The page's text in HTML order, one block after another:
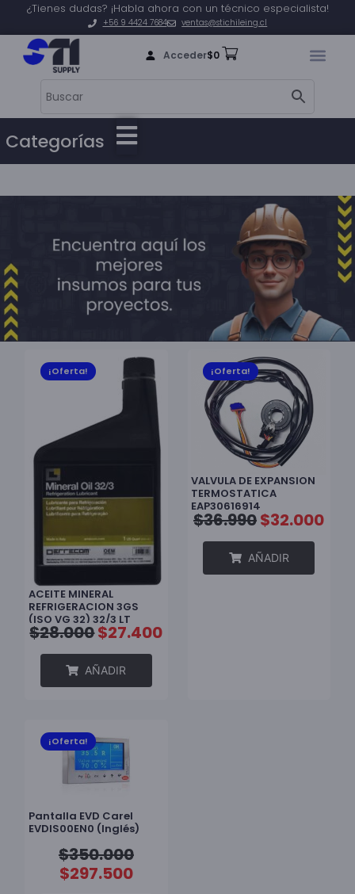
¿Tienes dudas? ¡Habla ahora con un técnico especialista!
+56 9 4424 7684 ventas@stichileing.cl
Acceder$0
Categorías
ACEITE MINERAL
REFRIGERACION 3GS
(ISO VG 32) 32/3 LT
ERRECOM
¡Oferta!
$28.000$27.400
AÑADIR
VALVULA DE EXPANSION
TERMOSTATICA
EAP30616914
¡Oferta!
$36.990$32.000
AÑADIR
Pantalla EVD Carel
EVDIS00EN0 (inglés)
¡Oferta!
$350.000
$297.500